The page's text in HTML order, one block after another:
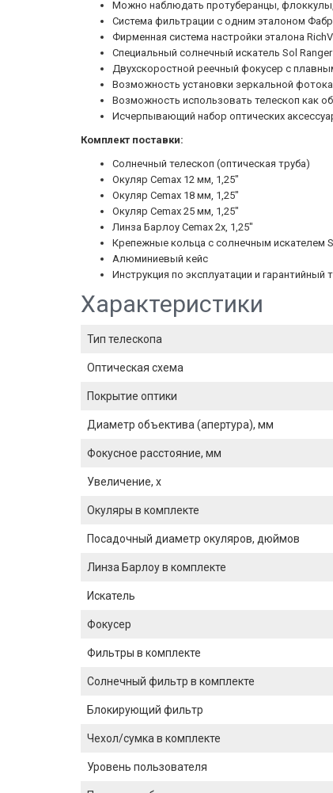
Можно наблюдать протуберанцы,
Система фильтрации с одним эталоном
Фирменная система настройки эталона
Специальный солнечный искатель Sol Ranger
Двухскоростной реечный фокусер с
Возможность установки зеркальной
Возможность использовать телескоп как
Исчерпывающий набор оптических
Комплект поставки:
Солнечный телескоп (оптическая труба)
Окуляр Cemax 12 мм, 1,25"
Окуляр Cemax 18 мм, 1,25"
Окуляр Cemax 25 мм, 1,25"
Линза Барлоу Cemax 2х, 1,25"
Крепежные кольца с солнечным искателем
Алюминиевый кейс
Инструкция по эксплуатации и гарантийный
Характеристики
Тип телескопа
Оптическая схема
Покрытие оптики
Диаметр объектива (апертура), мм
Фокусное расстояние, мм
Увеличение, x
Окуляры в комплекте
Посадочный диаметр окуляров, дюймов
Линза Барлоу в комплекте
Искатель
Фокусер
Фильтры в комплекте
Солнечный фильтр в комплекте
Блокирующий фильтр
Чехол/сумка в комплекте
Уровень пользователя